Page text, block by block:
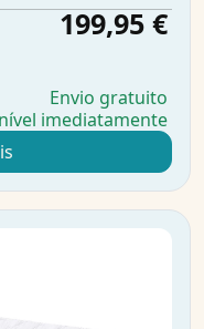
199,95 €
Envio gratuito
imediatamente